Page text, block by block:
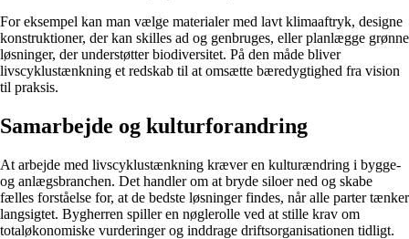
For eksempel kan man vælge materialer med lavt klimaaftryk, designe
konstruktioner, der kan skilles ad og genbruges, eller planlægge grønne
løsninger, der understøtter biodiversitet. På den måde bliver
livscyklustænkning et redskab til at omsætte bæredygtighed fra vision
til praksis.
Samarbejde og kulturforandring
At arbejde med livscyklustænkning kræver en kulturændring i bygge-
og anlægsbranchen. Det handler om at bryde siloer ned og skabe
fælles forståelse for, at de bedste løsninger findes, når alle parter tænker
langsigtet. Bygherren spiller en nøglerolle ved at stille krav om
totaløkonomiske vurderinger og inddrage driftsorganisationen tidligt.